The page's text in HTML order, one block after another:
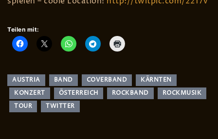
Teilen mit:
AUSTRIA BAND COVERBAND
KÄRNTEN
KONZERT
ÖSTERREICH ROCKBAND
ROCKMUSIK
TOUR
TWITTER